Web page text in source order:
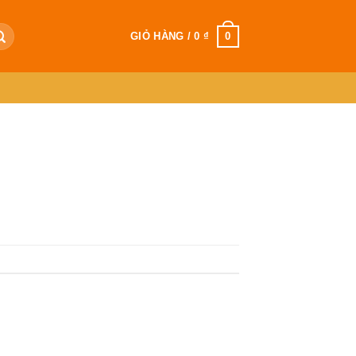
GIỎ HÀNG /0 ₫ 0